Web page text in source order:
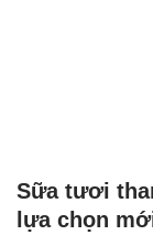
Sữa tươi
lựa chọn